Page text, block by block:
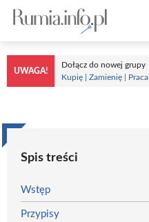
Przejdź
treści
UWAGA!
Dołącz do nowej grupy
Kupię | Zamienię | Praca
Spis treści
Wstęp
Przypisy